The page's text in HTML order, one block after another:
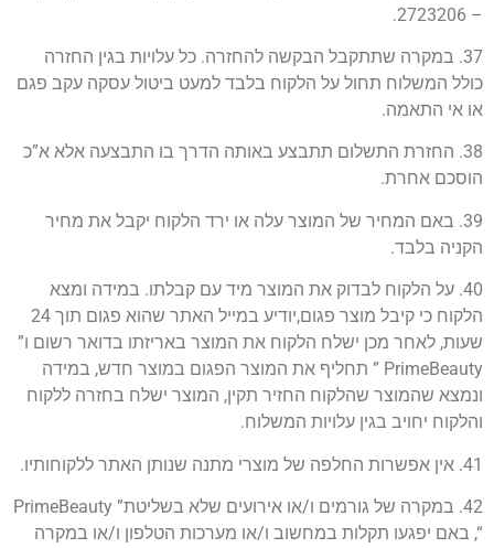
– 2723206.
37. במקרה שתתקבל הבקשה להחזרה. כל עלויות בגין החזרה
כולל המשלוח תחול על הלקוח בלבד למעט ביטול עסקה עקב פגם
או אי התאמה.
38. החזרת התשלום תתבצע באותה הדרך בו התבצעה אלא א”כ
הוסכם אחרת.
39. באם המחיר של המוצר עלה או ירד הלקוח יקבל את מחיר
הקניה בלבד.
40. על הלקוח לבדוק את המוצר מיד עם קבלתו. במידה ומצא
הלקוח כי קיבל מוצר פגום,יודיע במייל האתר שהוא פגום תוך 24
שעות, לאחר מכן ישלח הלקוח את המוצר באריזתו בדואר רשום ו”
PrimeBeauty ” תחליף את המוצר הפגום במוצר חדש, במידה
ונמצא שהמוצר שהלקוח החזיר תקין, המוצר ישלח בחזרה ללקוח
והלקוח יחויב בגין עלויות המשלוח.
41. אין אפשרות החלפה של מוצרי מתנה שנותן האתר ללקוחותיו.
42. במקרה של גורמים ו/או אירועים שלא בשליטת” PrimeBeauty
“, באם יפגעו תקלות במחשוב ו/או מערכות הטלפון ו/או במקרה